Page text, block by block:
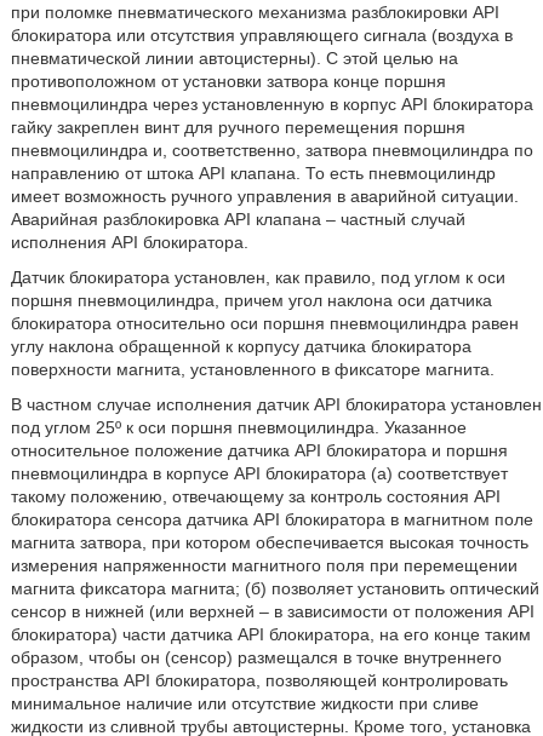
при поломке пневматического механизма разблокировки API
блокиратора или отсутствия управляющего сигнала (воздуха в
пневматической линии автоцистерны). С этой целью на
противоположном от установки затвора конце поршня
пневмоцилиндра через установленную в корпус API блокиратора
гайку закреплен винт для ручного перемещения поршня
пневмоцилиндра и, соответственно, затвора пневмоцилиндра по
направлению от штока API клапана. То есть пневмоцилиндр
имеет возможность ручного управления в аварийной ситуации.
Аварийная разблокировка API клапана – частный случай
исполнения API блокиратора.
Датчик блокиратора установлен, как правило, под углом к оси
поршня пневмоцилиндра, причем угол наклона оси датчика
блокиратора относительно оси поршня пневмоцилиндра равен
углу наклона обращенной к корпусу датчика блокиратора
поверхности магнита, установленного в фиксаторе магнита.
В частном случае исполнения датчик API блокиратора установлен
под углом 25º к оси поршня пневмоцилиндра. Указанное
относительное положение датчика API блокиратора и поршня
пневмоцилиндра в корпусе API блокиратора (а) соответствует
такому положению, отвечающему за контроль состояния API
блокиратора сенсора датчика API блокиратора в магнитном поле
магнита затвора, при котором обеспечивается высокая точность
измерения напряженности магнитного поля при перемещении
магнита фиксатора магнита; (б) позволяет установить оптический
сенсор в нижней (или верхней – в зависимости от положения API
блокиратора) части датчика API блокиратора, на его конце таким
образом, чтобы он (сенсор) размещался в точке внутреннего
пространства API блокиратора, позволяющей контролировать
минимальное наличие или отсутствие жидкости при сливе
жидкости из сливной трубы автоцистерны. Кроме того, установка